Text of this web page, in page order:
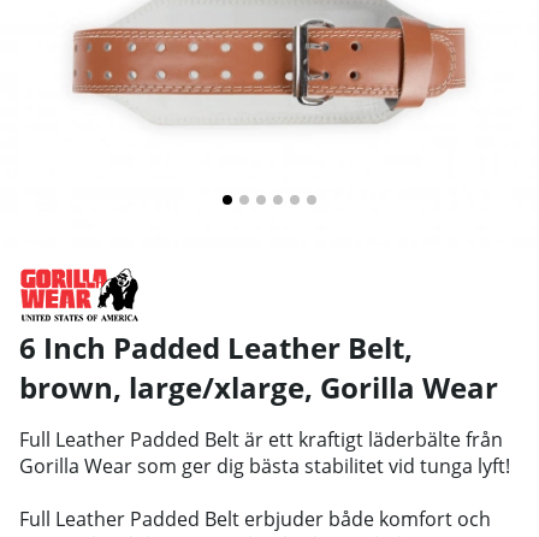
6 Inch Padded Leather Belt,
brown, large/xlarge, Gorilla Wear
Full Leather Padded Belt är ett kraftigt läderbälte från
Gorilla Wear som ger dig bästa stabilitet vid tunga lyft!
Full Leather Padded Belt erbjuder både komfort och